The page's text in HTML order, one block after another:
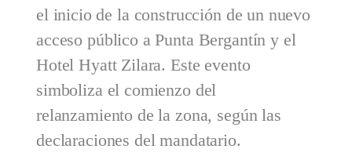
el inicio de la construcción de un nuevo
acceso público a Punta Bergantín y el
Hotel Hyatt Zilara. Este evento
simboliza el comienzo del
relanzamiento de la zona, según las
declaraciones del mandatario.